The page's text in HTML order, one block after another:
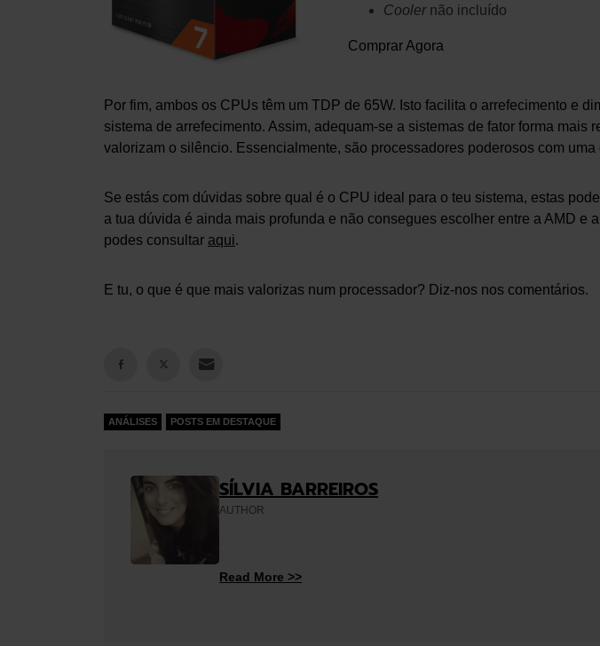
Coolernão incluído
Comprar Agora
Por fim, ambos os CPUs têm um TDP de 65W. Isto facilita o arrefecimento e
sistema de arrefecimento. Assim, adequam-se a sistemas de fator forma mais
valorizam o silêncio. Essencialmente, são processadores poderosos com
Se estás com dúvidas sobre qual é o CPU ideal para o teu sistema, estas
a tua dúvida é ainda mais profunda e não consegues escolher entre a AMD e
podes consultar aqui.
E tu, o que é que mais valorizas num processador? Diz-nos nos comentários.
ANÁLISES POSTS EM DESTAQUE
SÍLVIA BARREIROS
AUTHOR
Read More >>